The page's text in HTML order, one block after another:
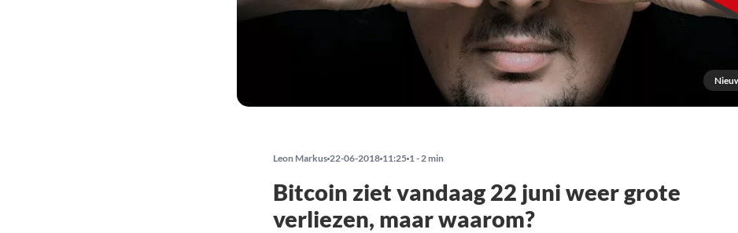
Leon Markus 22-06-2018 11:25 1 - 2 min
Bitcoin ziet vandaag 22 juni weer grote
verliezen, maar waarom?